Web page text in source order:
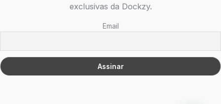
exclusivas da Dockzy.
Email